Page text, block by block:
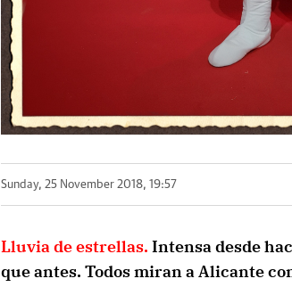
Sunday, 25 November 2018, 19:57
Lluvia de estrellas. Intensa desde
que antes. Todos miran a Alicante